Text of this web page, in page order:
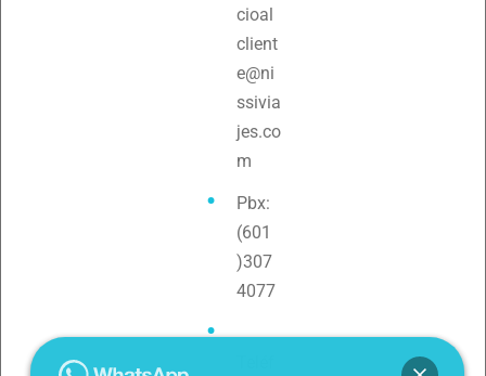
cioal
client
e@ni
ssivia
jes.co
m
Pbx:
(601
)307
4077